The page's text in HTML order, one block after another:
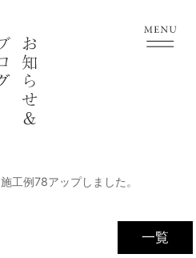
施工例78アップしました。
一覧